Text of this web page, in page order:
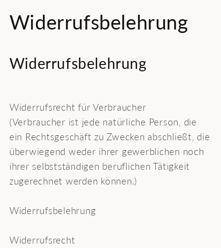
Widerrufsbelehrung
Widerrufsbelehrung
Widerrufsrecht für Verbraucher
(Verbraucher ist jede natürliche Person, die
ein Rechtsgeschäft zu Zwecken abschließt, die
überwiegend weder ihrer gewerblichen noch
ihrer selbstständigen beruflichen Tätigkeit
zugerechnet werden können.)
Widerrufsbelehrung
Widerrufsrecht